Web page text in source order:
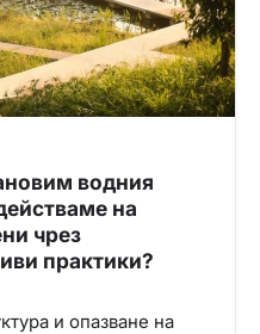
водния
на
чрез
практики?
и опазване на